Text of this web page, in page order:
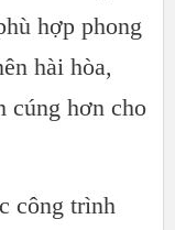
hợp phong
hài hòa,
cúng hơn cho
công trình